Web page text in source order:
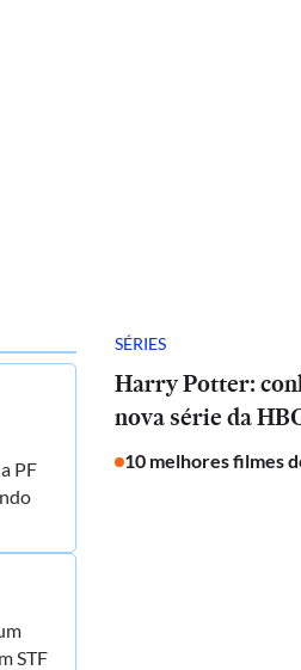
PF
STF
SÉRIES
Harry Potter:
nova série da
10 melhores filmes